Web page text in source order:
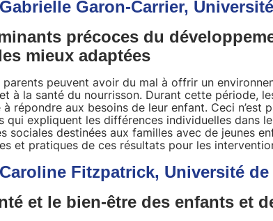
Garon-Carrier, Université
précoces du
mieux adaptées
parents peuvent avoir du mal à offrir un
à la santé du nourrisson. Durant cette période,
répondre aux besoins de leur enfant. Ceci n’est
qui expliquent les différences individuelles dans
sociales destinées aux familles avec de jeunes
et pratiques de ces résultats pour les
Caroline Fitzpatrick, Université
et le bien-être des enfants et